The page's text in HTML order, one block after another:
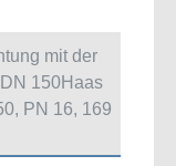
mit der
150Haas
PN 16, 169